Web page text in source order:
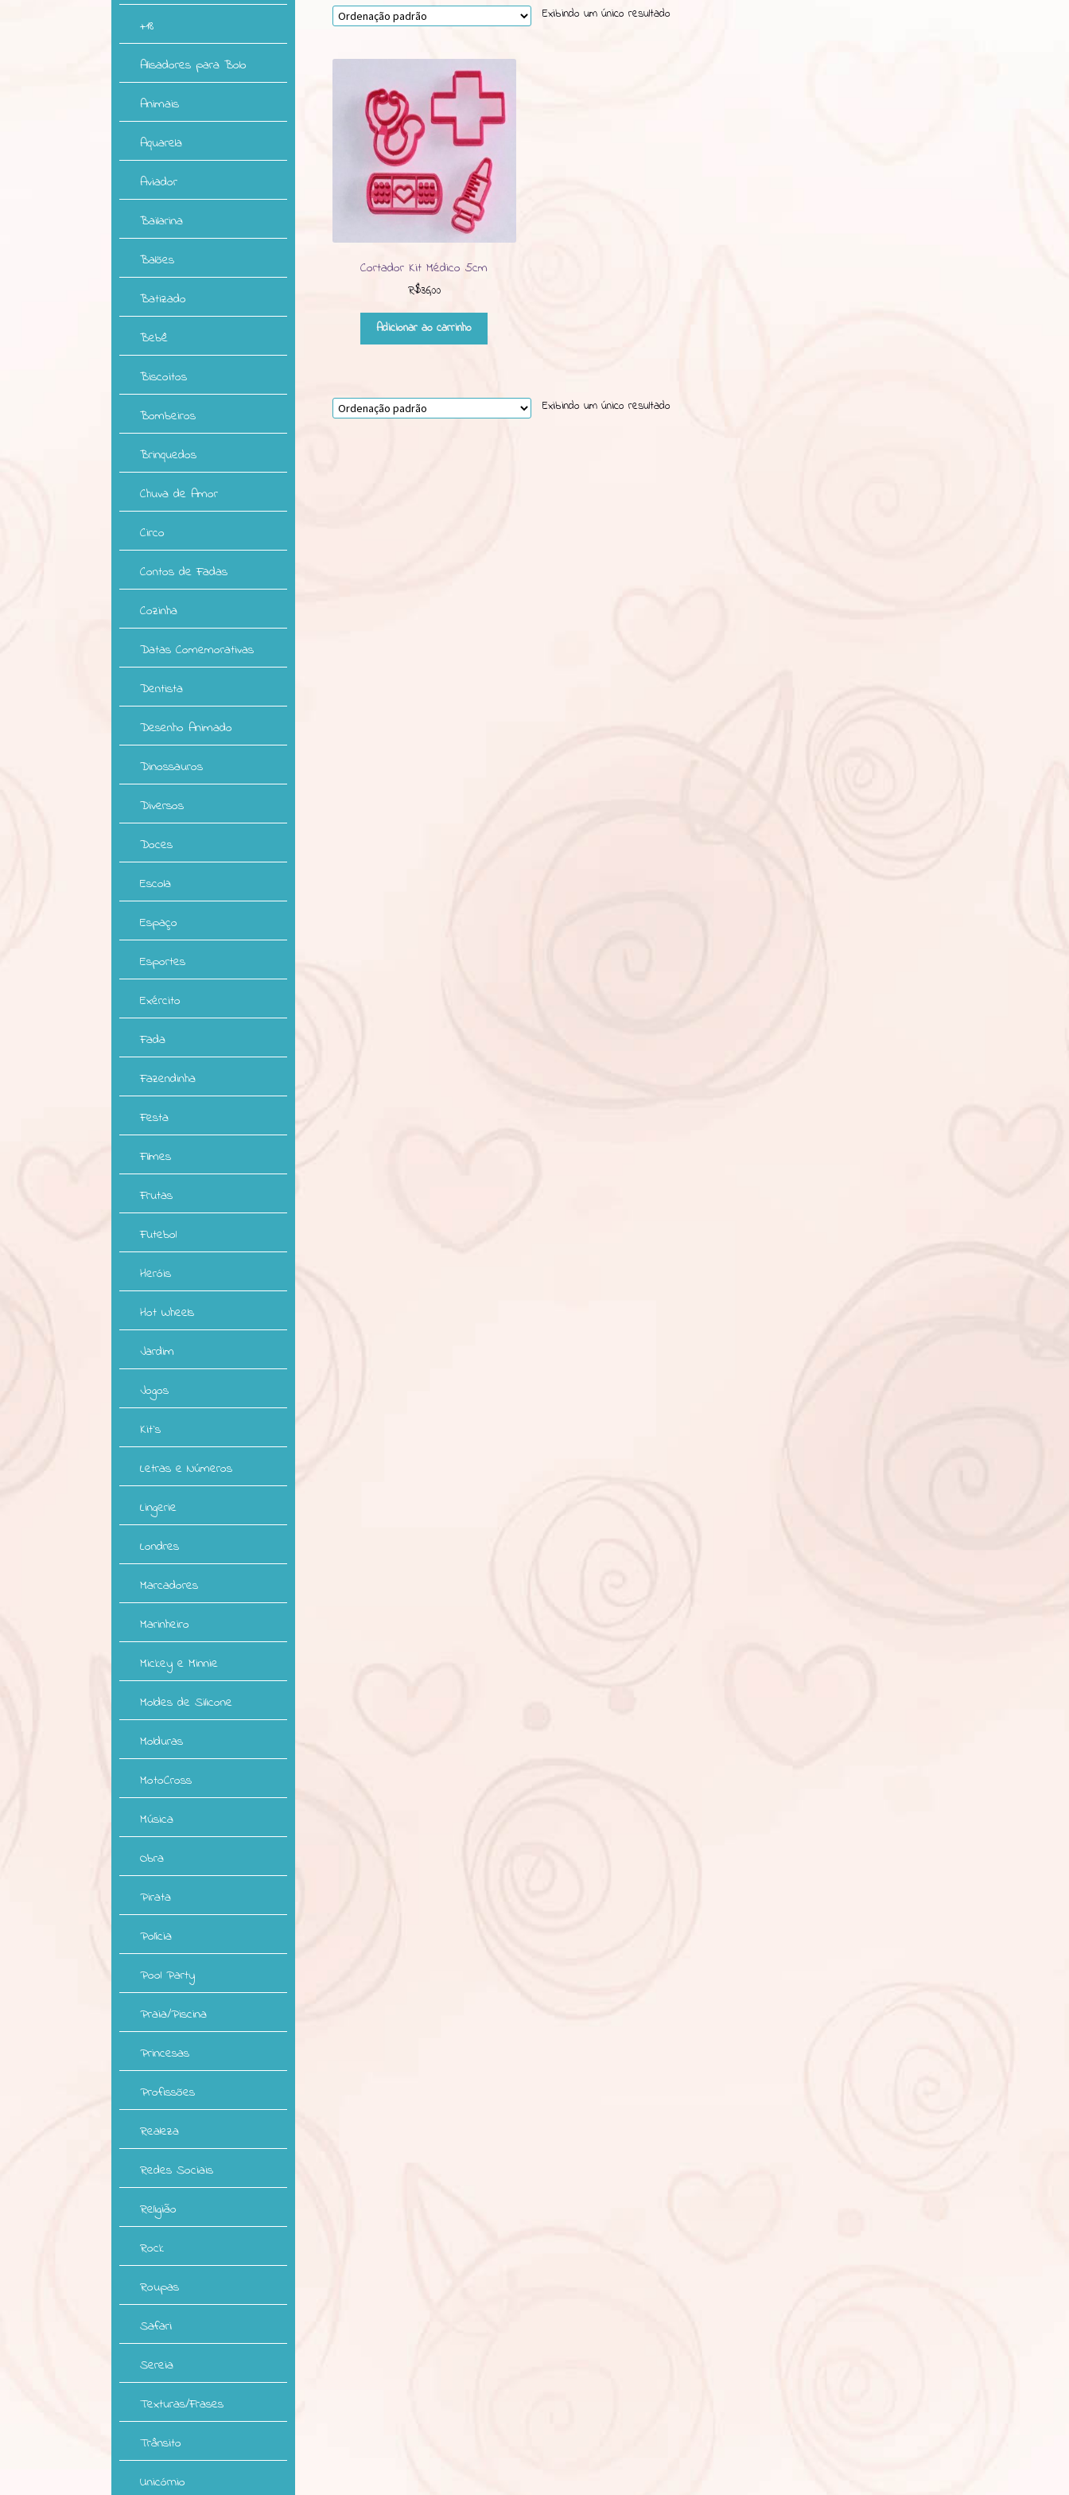
Exibindo um único resultado
Cortador Kit Médico 5cm
R$36,00
Adicionar ao carrinho
Exibindo um único resultado
+18
Alisadores para Bolo
Animais
Aquarela
Aviador
Bailarina
Balões
Batizado
Bebê
Biscoitos
Bombeiros
Brinquedos
Chuva de Amor
Circo
Contos de Fadas
Cozinha
Datas Comemorativas
Dentista
Desenho Animado
Dinossauros
Diversos
Doces
Escola
Espaço
Esportes
Exército
Fada
Fazendinha
Festa
Filmes
Frutas
Futebol
Heróis
Hot Wheels
Jardim
Jogos
Kit`s
Letras e Números
Lingerie
Londres
Marcadores
Marinheiro
Mickey e Minnie
Moldes de Silicone
Molduras
MotoCross
Música
Obra
Pirata
Polícia
Pool Party
Praia/Piscina
Princesas
Profissões
Realeza
Redes Sociais
Religião
Rock
Roupas
Safari
Sereia
Texturas/Frases
Trânsito
Unicórnio